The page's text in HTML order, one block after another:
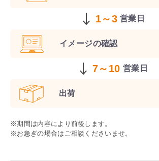
1～3 営業日
イメージの確認
7～10 営業日
出荷
※期間は内容により前後します。
※お急ぎの場合はご相談くださいませ。